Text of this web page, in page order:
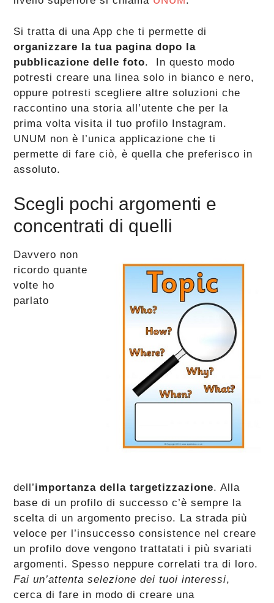
Si tratta di una App che ti permette di
organizzare la tua pagina dopo la
pubblicazione delle foto. In questo modo
potresti creare una linea solo in bianco e nero,
oppure potresti scegliere altre soluzioni che
raccontino una storia all’utente che per la
prima volta visita il tuo profilo Instagram.
UNUM non è l’unica applicazione che ti
permette di fare ciò, è quella che preferisco in
assoluto.
Scegli pochi argomenti e
concentrati di quelli
Davvero non
ricordo quante
volte ho
parlato
dell’importanza della targetizzazione. Alla
base di un profilo di successo c’è sempre la
scelta di un argomento preciso. La strada più
veloce per l’insuccesso consistence nel creare
un profilo dove vengono trattatati i più svariati
argomenti. Spesso neppure correlati tra di loro.
Fai un’attenta selezione dei tuoi interessi,
cerca di fare in modo di creare una